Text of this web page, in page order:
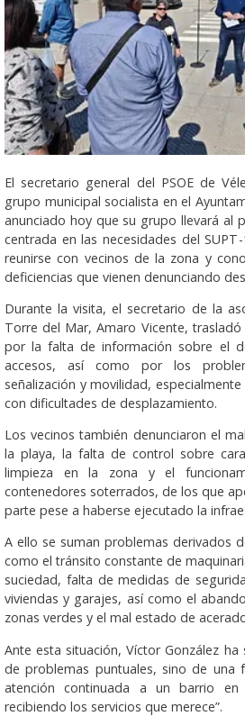
El secretario general del PSOE de
grupo municipal socialista en el
anunciado hoy que su grupo llevará al
centrada en las necesidades del
reunirse con vecinos de la zona y
deficiencias que vienen denunciando
Durante la visita, el secretario de la
Torre del Mar, Amaro Vicente,
por la falta de información sobre el
accesos, así como por los
señalización y movilidad,
con dificultades de desplazamiento.
Los vecinos también denunciaron el
la playa, la falta de control sobre
limpieza en la zona y el
contenedores soterrados, de los que
parte pese a haberse ejecutado la
A ello se suman problemas derivados
como el tránsito constante de
suciedad, falta de medidas de
viviendas y garajes, así como el
zonas verdes y el mal estado de
Ante esta situación, Víctor González
de problemas puntuales, sino de una
atención continuada a un barrio
recibiendo los servicios que merece”.